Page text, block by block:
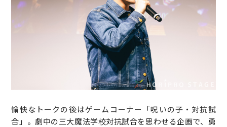
愉快なトークの後はゲームコーナー「呪いの子・対抗試
合」。劇中の三大魔法学校対抗試合を思わせる企画で、勇